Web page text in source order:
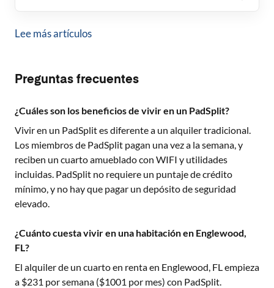
Lee más artículos
Preguntas frecuentes
¿Cuáles son los beneficios de vivir en un PadSplit?
Vivir en un PadSplit es diferente a un alquiler tradicional.
Los miembros de PadSplit pagan una vez a la semana, y
reciben un cuarto amueblado con WIFI y utilidades
incluidas. PadSplit no requiere un puntaje de crédito
mínimo, y no hay que pagar un depósito de seguridad
elevado.
¿Cuánto cuesta vivir en una habitación en Englewood,
FL?
El alquiler de un cuarto en renta en Englewood, FLempieza
a $231 por semana ($1001 por mes) con PadSplit.